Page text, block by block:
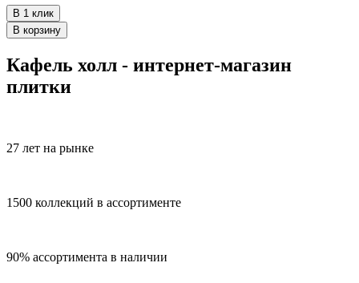
В 1 клик
В корзину
Кафель холл - интернет-магазин
плитки
27 лет на рынке
1500 коллекций в ассортименте
90% ассортимента в наличии